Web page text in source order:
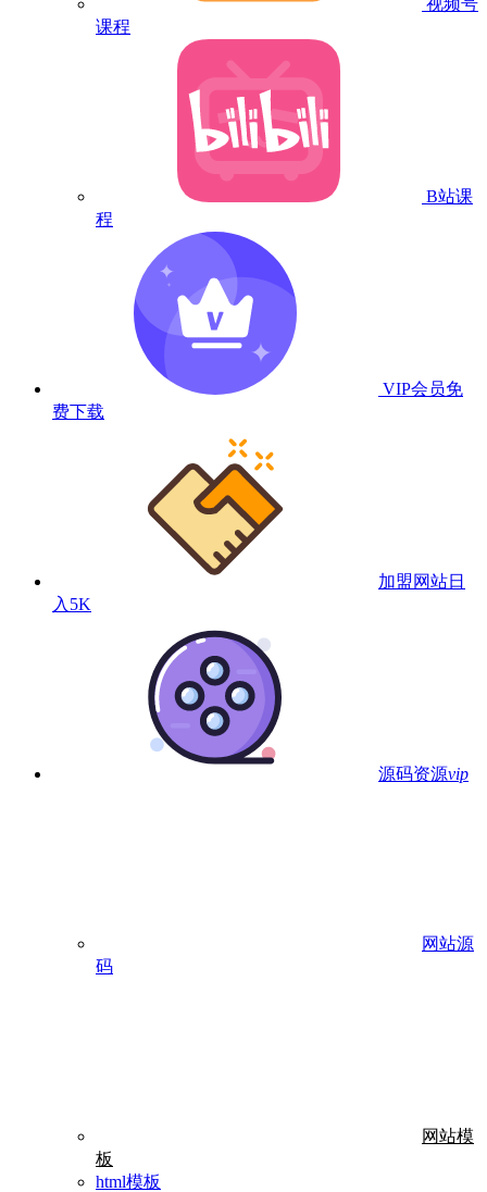
视频号
课程
B站课
程
VIP会员免
费下载
加盟网站日
入5K
源码资源vip
网站源
码
网站模
板
html模板